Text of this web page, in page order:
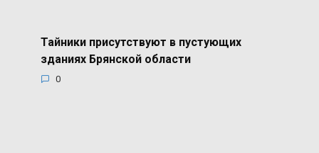
Тайники присутствуют в пустующих
зданиях Брянской области
0